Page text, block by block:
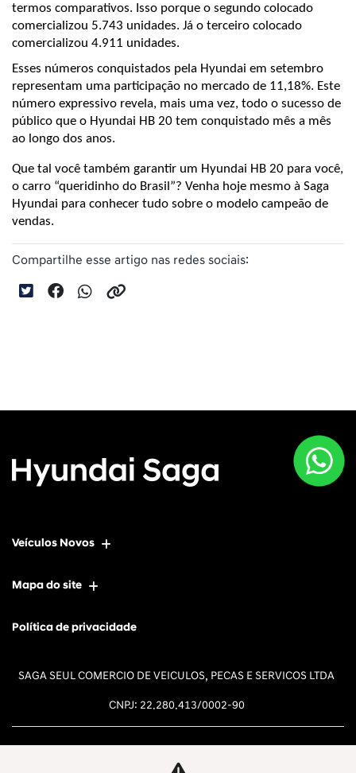
termos comparativos. Isso porque o segundo colocado
comercializou 5.743 unidades. Já o terceiro colocado
comercializou 4.911 unidades.
Esses números conquistados pela Hyundai em setembro
representam uma participação no mercado de 11,18%. Este
número expressivo revela, mais uma vez, todo o sucesso de
público que o Hyundai HB 20 tem conquistado mês a mês
ao longo dos anos.
Que tal você também garantir um Hyundai HB 20 para você,
o carro “queridinho do Brasil”? Venha hoje mesmo à Saga
Hyundai para conhecer tudo sobre o modelo campeão de
vendas.
Compartilhe esse artigo nas redes sociais:
Veículos Novos
Mapa do site
Política de privacidade
SAGA SEUL COMERCIO DE VEICULOS, PECAS E SERVICOS LTDA
CNPJ: 22.280.413/0002-90